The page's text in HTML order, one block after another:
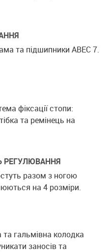
та підшипники ABEC 7.
фіксації стопи:
та ремінець на
РЕГУЛЮВАННЯ
разом з ногою
на 4 розміри.
та гальмівна колодка
заносів та